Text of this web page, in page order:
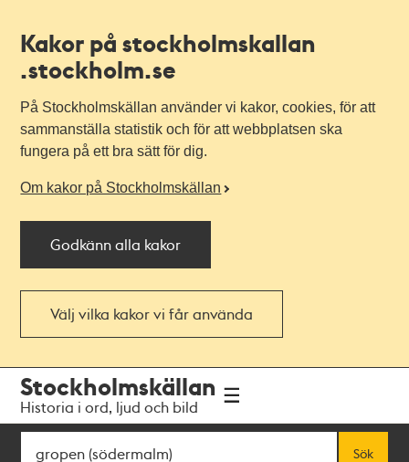
Kakor på stockholmskallan
.stockholm.se
På Stockholmskällan använder vi kakor, cookies, för att
sammanställa statistik och för att webbplatsen ska
fungera på ett bra sätt för dig.
Om kakor på Stockholmskällan
Godkänn alla kakor
Välj vilka kakor vi får använda
navigationen
huvudinnehållet
Stockholmskällan
Historia i ord, ljud och bild
Sök
Sök